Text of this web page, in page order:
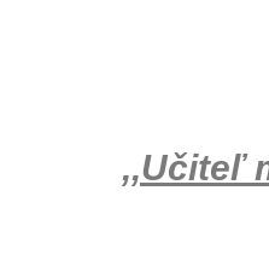
,,Učiteľ